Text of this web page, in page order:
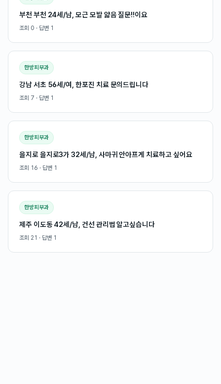
부천 부천 24세/남, 모근 모발 얇음 질문!!이요
조회 0 · 답변 1
한방피부과
강남 서초 56세/여, 한포진 치료 문의드립니다
조회 7 · 답변 1
한방피부과
을지로 을지로3가 32세/남, 사마귀 안아프게 치료하고 싶어요
조회 16 · 답변 1
한방피부과
제주 이도동 42세/남, 건선 관리법 알고싶습니다
조회 21 · 답변 1